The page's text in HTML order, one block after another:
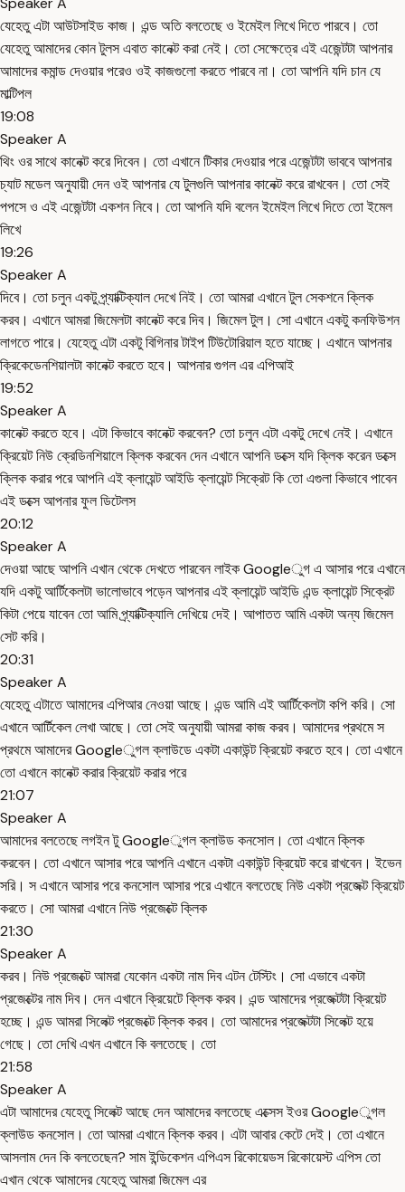
যেহেতু এটা আউটসাইড কাজ। এন্ড অতি বলতেছে ও ইমেইল লিখে দিতে পারবে। তো
যেহেতু আমাদের কোন টুলস এবাত কানেক্ট করা নেই। তো সেক্ষেত্রে এই এজেন্টটা আপনার
আমাদের কমান্ড দেওয়ার পরেও ওই কাজগুলো করতে পারবে না। তো আপনি যদি চান যে
মাল্টিপল
19:08
Speaker A
থিং ওর সাথে কানেক্ট করে দিবেন। তো এখানে টিকার দেওয়ার পরে এজেন্টটা ভাববে আপনার
চ্যাট মডেল অনুযায়ী দেন ওই আপনার যে টুলগুলি আপনার কানেক্ট করে রাখবেন। তো সেই
পপসে ও এই এজেন্টটা একশন নিবে। তো আপনি যদি বলেন ইমেইল লিখে দিতে তো ইমেল
লিখে
19:26
Speaker A
দিবে। তো চলুন একটু প্র্যাক্টিক্যাল দেখে নিই। তো আমরা এখানে টুল সেকশনে ক্লিক
করব। এখানে আমরা জিমেলটা কানেক্ট করে দিব। জিমেল টুল। সো এখানে একটু কনফিউশন
লাগতে পারে। যেহেতু এটা একটু বিগিনার টাইপ টিউটোরিয়াল হতে যাচ্ছে। এখানে আপনার
ক্রিকেডেনশিয়ালটা কানেক্ট করতে হবে। আপনার গুগল এর এপিআই
19:52
Speaker A
কানেক্ট করতে হবে। এটা কিভাবে কানেক্ট করবেন? তো চলুন এটা একটু দেখে নেই। এখানে
ক্রিয়েট নিউ ক্রেডিনশিয়ালে ক্লিক করবেন দেন এখানে আপনি ডক্সে যদি ক্লিক করেন ডক্সে
ক্লিক করার পরে আপনি এই ক্লায়েন্ট আইডি ক্লায়েন্ট সিক্রেট কি তো এগুলা কিভাবে পাবেন
এই ডক্সে আপনার ফুল ডিটেলস
20:12
Speaker A
দেওয়া আছে আপনি এখান থেকে দেখতে পারবেন লাইক Googleুগ এ আসার পরে এখানে
যদি একটু আর্টিকেলটা ভালোভাবে পড়েন আপনার এই ক্লায়েন্ট আইডি এন্ড ক্লায়েন্ট সিক্রেট
কিটা পেয়ে যাবেন তো আমি প্র্যাক্টিক্যালি দেখিয়ে দেই। আপাতত আমি একটা অন্য জিমেল
সেট করি।
20:31
Speaker A
যেহেতু এটাতে আমাদের এপিআর নেওয়া আছে। এন্ড আমি এই আর্টিকেলটা কপি করি। সো
এখানে আর্টিকেল লেখা আছে। তো সেই অনুযায়ী আমরা কাজ করব। আমাদের প্রথমে স
প্রথমে আমাদের Googleুগল ক্লাউডে একটা একাউন্ট ক্রিয়েট করতে হবে। তো এখানে
তো এখানে কানেক্ট করার ক্রিয়েট করার পরে
21:07
Speaker A
আমাদের বলতেছে লগইন টু Googleুগল ক্লাউড কনসোল। তো এখানে ক্লিক
করবেন। তো এখানে আসার পরে আপনি এখানে একটা একাউন্ট ক্রিয়েট করে রাখবেন। ইভেন
সরি। স এখানে আসার পরে কনসোল আসার পরে এখানে বলতেছে নিউ একটা প্রজেক্ট ক্রিয়েট
করতে। সো আমরা এখানে নিউ প্রজেক্টে ক্লিক
21:30
Speaker A
করব। নিউ প্রজেক্টে আমরা যেকোন একটা নাম দিব এটন টেস্টিং। সো এভাবে একটা
প্রজেক্টের নাম দিব। দেন এখানে ক্রিয়েটে ক্লিক করব। এন্ড আমাদের প্রজেক্টটা ক্রিয়েট
হচ্ছে। এন্ড আমরা সিলেক্ট প্রজেক্টে ক্লিক করব। তো আমাদের প্রজেক্টটা সিলেক্ট হয়ে
গেছে। তো দেখি এখন এখানে কি বলতেছে। তো
21:58
Speaker A
এটা আমাদের যেহেতু সিলেক্ট আছে দেন আমাদের বলতেছে এক্সেস ইওর Googleুগল
ক্লাউড কনসোল। তো আমরা এখানে ক্লিক করব। এটা আবার কেটে দেই। তো এখানে
আসলাম দেন কি বলতেছেন? সাম ইন্ডিকেশন এপিএস রিকোয়েডস রিকোয়েস্ট এপিস তো
এখান থেকে আমাদের যেহেতু আমরা জিমেল এর